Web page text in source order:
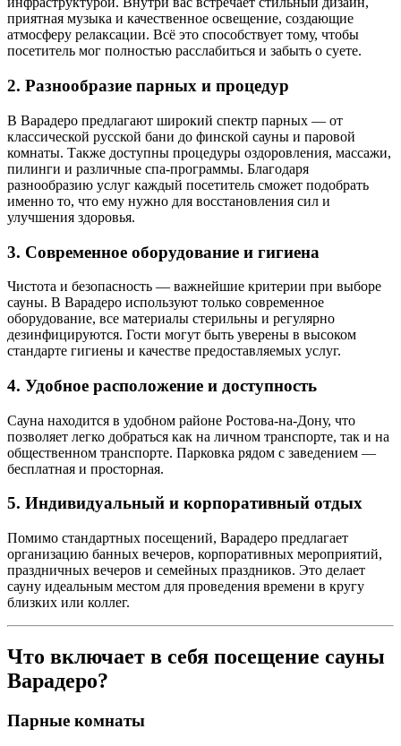
приятная музыка и качественное освещение, создающие
атмосферу релаксации. Всё это способствует тому, чтобы
посетитель мог полностью расслабиться и забыть о суете.
2. Разнообразие парных и процедур
В Варадеро предлагают широкий спектр парных — от
классической русской бани до финской сауны и паровой
комнаты. Также доступны процедуры оздоровления, массажи,
пилинги и различные спа-программы. Благодаря
разнообразию услуг каждый посетитель сможет подобрать
именно то, что ему нужно для восстановления сил и
улучшения здоровья.
3. Современное оборудование и гигиена
Чистота и безопасность — важнейшие критерии при выборе
сауны. В Варадеро используют только современное
оборудование, все материалы стерильны и регулярно
дезинфицируются. Гости могут быть уверены в высоком
стандарте гигиены и качестве предоставляемых услуг.
4. Удобное расположение и доступность
Сауна находится в удобном районе Ростова-на-Дону, что
позволяет легко добраться как на личном транспорте, так и на
общественном транспорте. Парковка рядом с заведением —
бесплатная и просторная.
5. Индивидуальный и корпоративный отдых
Помимо стандартных посещений, Варадеро предлагает
организацию банных вечеров, корпоративных мероприятий,
праздничных вечеров и семейных праздников. Это делает
сауну идеальным местом для проведения времени в кругу
близких или коллег.
Что включает в себя посещение сауны
Варадеро?
Парные комнаты